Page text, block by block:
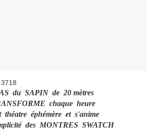
du SAPIN de 20 mètres
chaque heure
théatre éphémère et s'anime
des MONTRES SWATCH